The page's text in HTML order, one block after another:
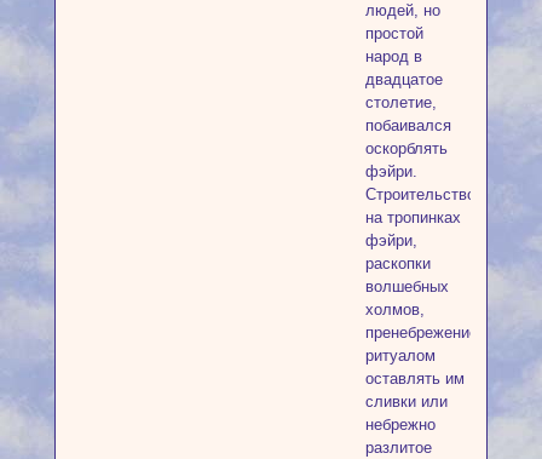
людей, но
простой
народ в
двадцатое
столетие,
побаивался
оскорблять
фэйри.
Строительство
на тропинках
фэйри,
раскопки
волшебных
холмов,
пренебрежение
ритуалом
оставлять им
сливки или
небрежно
разлитое